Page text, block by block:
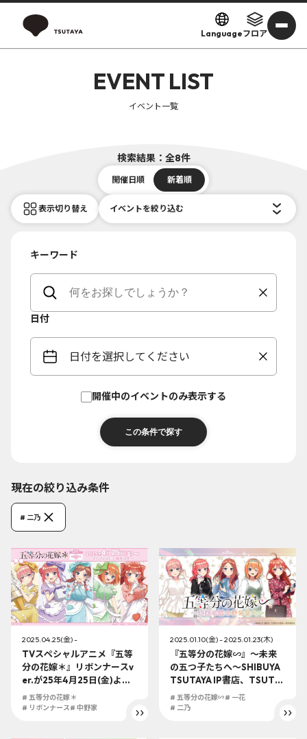
Languageフロア
EVENT LIST
イベント一覧
検索結果：全8件
開催日順 新着順
表示切り替え イベントを絞り込む
キーワード
日付
日付を選択してください
開催中のイベントのみ表示する
現在の絞り込み条件
# 二乃
2025.04.25(金) -
TVスペシャルアニメ『五等
分の花嫁＊』リボンナースv
er.が25年4月25日(金)より
TSUTAYAにて発売決
定！！！新作描き下ろしグ
# 五等分の花嫁＊
# リボンナース# 中野家
2025.01.10(金) - 2025.01.23(木)
『五等分の花嫁∽』～未来
の五つ子たちへ～SHIBUYA
TSUTAYA IP書店、TSUTAY
A EBISUBASHI 大阪IP書店
での発売が決定！大阪では
# 五等分の花嫁∽# 一花
# 二乃